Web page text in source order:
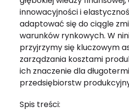
innowacyjności i
adaptować się do ciągle
warunków rynkowych. W
przyjrzymy się kluczowym
zarządzania kosztami
ich znaczenie dla
przedsiębiorstw
Spis treści: